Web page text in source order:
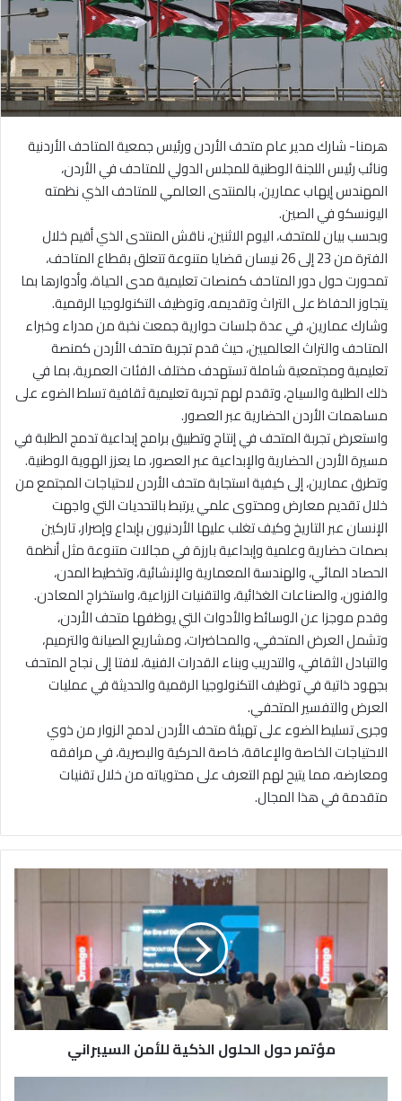
هرمنا- شارك مدير عام متحف الأردن ورئيس جمعية المتاحف الأردنية
ونائب رئيس اللجنة الوطنية للمجلس الدولي للمتاحف في الأردن،
المهندس إيهاب عمارين، بالمنتدى العالمي للمتاحف الذي نظمته
اليونسكو في الصين.
وبحسب بيان للمتحف، اليوم الاثنين، ناقش المنتدى الذي أقيم خلال
الفترة من 23 إلى 26 نيسان قضايا متنوعة تتعلق بقطاع المتاحف،
تمحورت حول دور المتاحف كمنصات تعليمية مدى الحياة، وأدوارها بما
يتجاوز الحفاظ على التراث وتقديمه، وتوظيف التكنولوجيا الرقمية.
وشارك عمارين، في عدة جلسات حوارية جمعت نخبة من مدراء وخبراء
المتاحف والتراث العالميين، حيث قدم تجربة متحف الأردن كمنصة
تعليمية ومجتمعية شاملة تستهدف مختلف الفئات العمرية، بما في
ذلك الطلبة والسياح، وتقدم لهم تجربة تعليمية ثقافية تسلط الضوء على
مساهمات الأردن الحضارية عبر العصور.
واستعرض تجربة المتحف في إنتاج وتطبيق برامج إبداعية تدمج الطلبة في
مسيرة الأردن الحضارية والإبداعية عبر العصور، ما يعزز الهوية الوطنية.
وتطرق عمارين، إلى كيفية استجابة متحف الأردن لاحتياجات المجتمع من
خلال تقديم معارض ومحتوى علمي يرتبط بالتحديات التي واجهت
الإنسان عبر التاريخ وكيف تغلب عليها الأردنيون بإبداع وإصرار، تاركين
بصمات حضارية وعلمية وإبداعية بارزة في مجالات متنوعة مثل أنظمة
الحصاد المائي، والهندسة المعمارية والإنشائية، وتخطيط المدن،
والفنون، والصناعات الغذائية، والتقنيات الزراعية، واستخراج المعادن.
وقدم موجزا عن الوسائط والأدوات التي يوظفها متحف الأردن،
وتشمل العرض المتحفي، والمحاضرات، ومشاريع الصيانة والترميم،
والتبادل الثقافي، والتدريب وبناء القدرات الفنية، لافتا إلى نجاح المتحف
بجهود ذاتية في توظيف التكنولوجيا الرقمية والحديثة في عمليات
العرض والتفسير المتحفي.
وجرى تسليط الضوء على تهيئة متحف الأردن لدمج الزوار من ذوي
الاحتياجات الخاصة والإعاقة، خاصة الحركية والبصرية، في مرافقه
ومعارضه، مما يتيح لهم التعرف على محتوياته من خلال تقنيات
متقدمة في هذا المجال.
ح
و
ل
ا
مؤتمر حول الحلول الذكية للأمن السيبراني